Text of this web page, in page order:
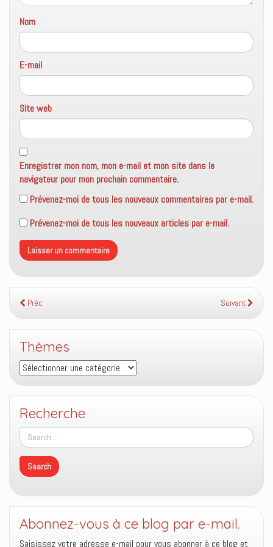
Nom
E-mail
Site web
Enregistrer mon nom, mon e-mail et mon site dans le
navigateur pour mon prochain commentaire.
Prévenez-moi de tous les nouveaux commentaires par e-mail.
Prévenez-moi de tous les nouveaux articles par e-mail.
Préc. Suivant
Thèmes
Thèmes
Recherche
Abonnez-vous à ce blog par e-mail.
Saisissez votre adresse e-mail pour vous abonner à ce blog et